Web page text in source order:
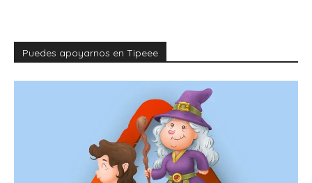
Puedes apoyarnos en Tipeee